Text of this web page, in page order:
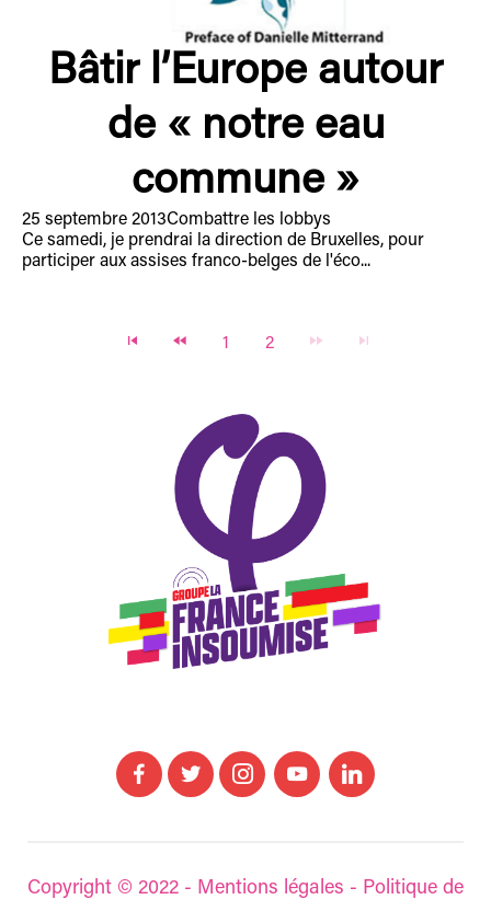
Bâtir l’Europe autour
de « notre eau
commune »
25 septembre 2013Combattre les lobbys
Ce samedi, je prendrai la direction de Bruxelles, pour
participer aux assises franco-belges de l'éco...
1 2
Copyright © 2022 - Mentions légales - Politique de